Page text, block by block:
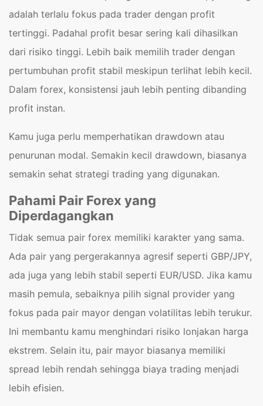
adalah terlalu fokus pada trader dengan profit
tertinggi. Padahal profit besar sering kali dihasilkan
dari risiko tinggi. Lebih baik memilih trader dengan
pertumbuhan profit stabil meskipun terlihat lebih kecil.
Dalam forex, konsistensi jauh lebih penting dibanding
profit instan.
Kamu juga perlu memperhatikan drawdown atau
penurunan modal. Semakin kecil drawdown, biasanya
semakin sehat strategi trading yang digunakan.
Pahami Pair Forex yang
Diperdagangkan
Tidak semua pair forex memiliki karakter yang sama.
Ada pair yang pergerakannya agresif seperti GBP/JPY,
ada juga yang lebih stabil seperti EUR/USD. Jika kamu
masih pemula, sebaiknya pilih signal provider yang
fokus pada pair mayor dengan volatilitas lebih terukur.
Ini membantu kamu menghindari risiko lonjakan harga
ekstrem. Selain itu, pair mayor biasanya memiliki
spread lebih rendah sehingga biaya trading menjadi
lebih efisien.